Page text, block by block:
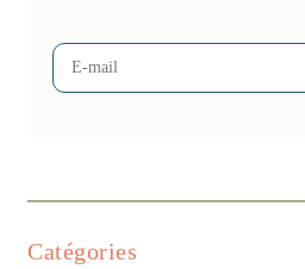
Catégories